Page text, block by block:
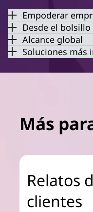
Empoderar
Desde el
Alcance global
Soluciones más
Más
Relatos
clientes